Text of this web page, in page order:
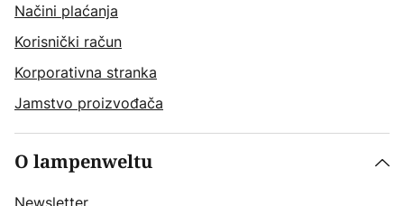
Načini plaćanja
Korisnički račun
Korporativna stranka
Jamstvo proizvođača
O lampenweltu